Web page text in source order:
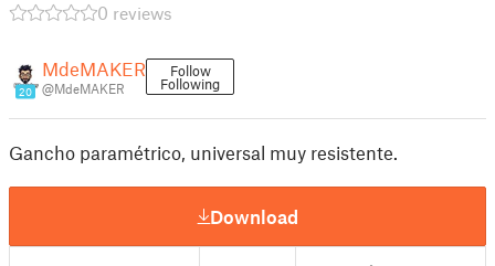
0 reviews
20
MdeMAKER
@MdeMAKER
Follow
Following
Gancho paramétrico, universal muy resistente.
Download